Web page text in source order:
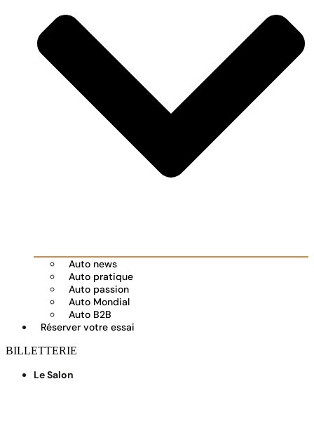
Auto news
Auto pratique
Auto passion
Auto Mondial
Auto B2B
Réserver votre essai
BILLETTERIE
Le Salon